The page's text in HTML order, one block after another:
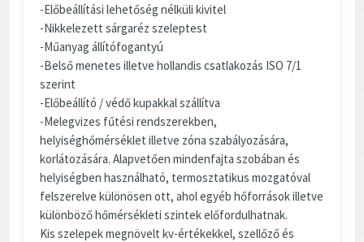
-Előbeállítási lehetőség nélküli kivitel
-Nikkelezett sárgaréz szeleptest
-Műanyag állítófogantyú
-Belső menetes illetve hollandis csatlakozás ISO 7/1
szerint
-Előbeállító / védő kupakkal szállítva
-Melegvizes fűtési rendszerekben,
helyiséghőmérséklet illetve zóna szabályozására,
korlátozására. Alapvetően mindenfajta szobában és
helyiségben használható, termosztatikus mozgatóval
felszerelve különösen ott, ahol egyéb hőforrások illetve
különböző hőmérsékleti szintek előfordulhatnak.
Kis szelepek megnövelt kv-értékekkel, szellőző és